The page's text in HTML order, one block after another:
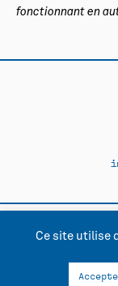
fonctionnant en
Contact
Ce site utilise